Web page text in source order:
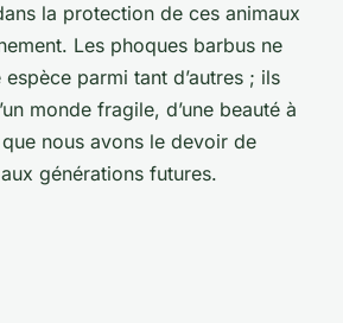
la protection de ces animaux
Les phoques barbus ne
parmi tant d’autres ; ils
monde fragile, d’une beauté à
nous avons le devoir de
générations futures.